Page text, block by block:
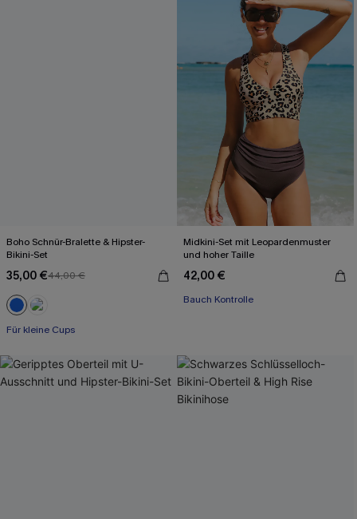
Boho Schnür-Bralette & Hipster-
Bikini-Set
35,00 €44,00 €
Für kleine Cups
Midkini-Set mit Leopardenmuster
und hoher Taille
42,00 €
Bauch Kontrolle